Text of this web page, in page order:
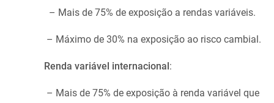
– Mais de 75% de exposição a rendas variáveis.
– Máximo de 30% na exposição ao risco cambial.
Renda variável internacional :
– Mais de 75% de exposição à renda variável que